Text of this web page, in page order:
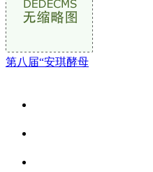
第八届“安琪酵母